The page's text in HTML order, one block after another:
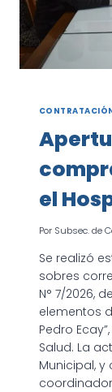
el
Por Subsec. de
Se realizó
sobres
N° 7/2026,
elementos
Pedro
Salud. La
Municipal,